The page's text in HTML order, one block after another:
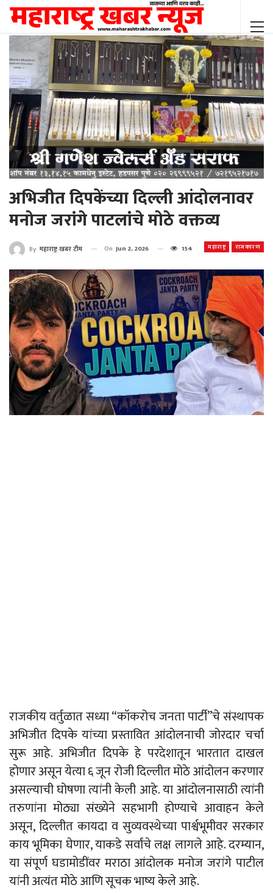
अभिजीत दिपकेंच्या दिल्ली आंदोलनावर
मनोज जरांगे पाटलांचे मोठे वक्तव्य
महाराष्ट्र राजकारण
By महाराष्ट्र खबर टीम On Jun 2, 2026 154
राजकीय वर्तुळात सध्या “कॉकरोच जनता पार्टी”चे संस्थापक
अभिजीत दिपके यांच्या प्रस्तावित आंदोलनाची जोरदार चर्चा
सुरू आहे. अभिजीत दिपके हे परदेशातून भारतात दाखल
होणार असून येत्या ६ जून रोजी दिल्लीत मोठे आंदोलन करणार
असल्याची घोषणा त्यांनी केली आहे. या आंदोलनासाठी त्यांनी
तरुणांना मोठ्या संख्येने सहभागी होण्याचे आवाहन केले
असून, दिल्लीत कायदा व सुव्यवस्थेच्या पार्श्वभूमीवर सरकार
काय भूमिका घेणार, याकडे सर्वांचे लक्ष लागले आहे. दरम्यान,
या संपूर्ण घडामोडींवर मराठा आंदोलक मनोज जरांगे पाटील
यांनी अत्यंत मोठे आणि सूचक भाष्य केले आहे.